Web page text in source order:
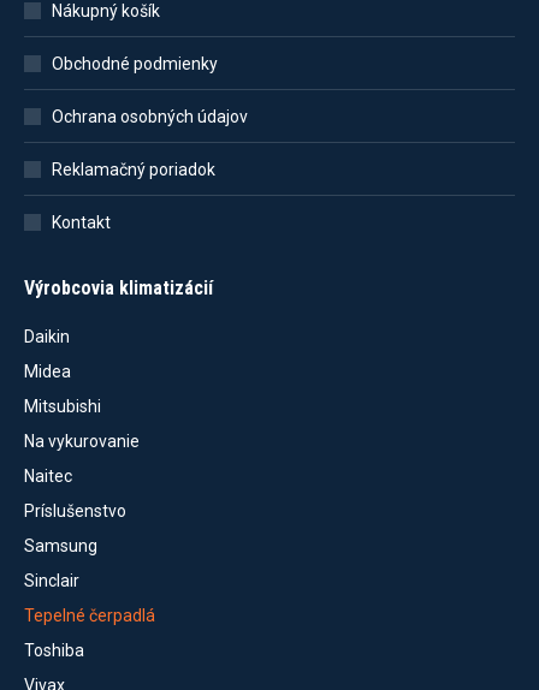
Nákupný košík
Obchodné podmienky
Ochrana osobných údajov
Reklamačný poriadok
Kontakt
Výrobcovia klimatizácií
Daikin
Midea
Mitsubishi
Na vykurovanie
Naitec
Príslušenstvo
Samsung
Sinclair
Tepelné čerpadlá
Toshiba
Vivax